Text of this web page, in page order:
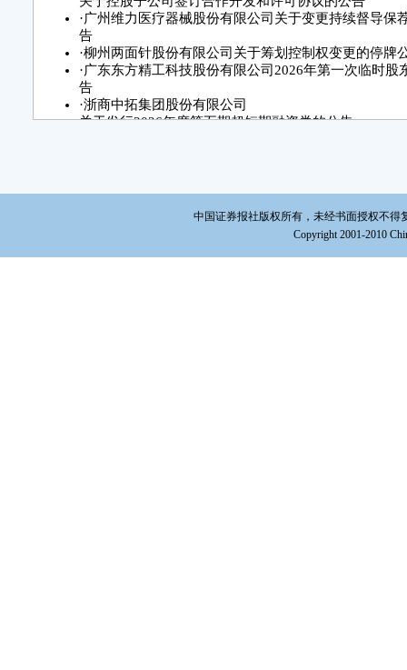
·广州维力医疗器械股份有限公司关于变更持续督导保
告
·柳州两面针股份有限公司关于筹划控制权变更的停牌
·广东东方精工科技股份有限公司2026年第一次临时股
告
·浙商中拓集团股份有限公司
关于发行2026年度第五期超短期融资券的公告
·无标题
中国证券报社版权所有，未经书面授权不得
Copyright 2001-2010